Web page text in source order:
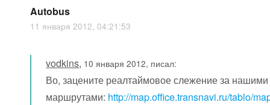
Autobus
11 января 2012, 04:21:53
vodkins, 10 января 2012, писал:
Во, зацените реалтаймовое слежение за
маршрутами: http://map.office.transnavi.ru/tablo/